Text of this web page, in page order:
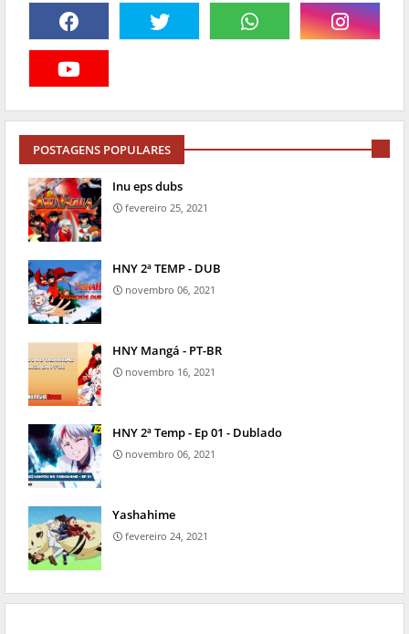
POSTAGENS POPULARES
Inu eps dubs
fevereiro 25, 2021
HNY 2ª TEMP - DUB
novembro 06, 2021
HNY Mangá - PT-BR
novembro 16, 2021
HNY 2ª Temp - Ep 01 - Dublado
novembro 06, 2021
Yashahime
fevereiro 24, 2021